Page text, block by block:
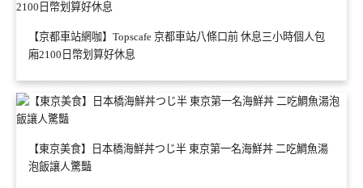
【京都車站網咖】Topscafe 京都車站八條口前 休息三小時個人包
廂2100日幣划算好休息
【東京美食】日本橋海鮮丼つじ半 東京第一名海鮮丼 二吃鯛魚湯
泡飯讓人驚豔